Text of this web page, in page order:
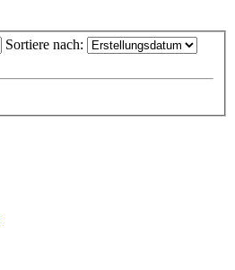
Sortiere nach: